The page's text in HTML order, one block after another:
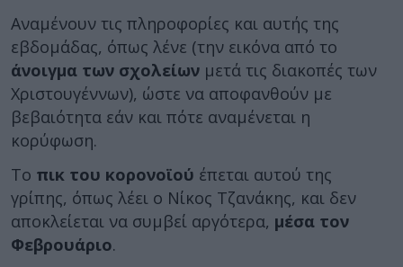
Αναμένουν τις πληροφορίες και αυτής της
εβδομάδας, όπως λένε (την εικόνα από το
άνοιγμα των σχολείων μετά τις διακοπές των
Χριστουγέννων), ώστε να αποφανθούν με
βεβαιότητα εάν και πότε αναμένεται η
κορύφωση.
Το πικ του κορονοϊού έπεται αυτού της
γρίπης, όπως λέει ο Νίκος Τζανάκης, και δεν
αποκλείεται να συμβεί αργότερα, μέσα τον
Φεβρουάριο.